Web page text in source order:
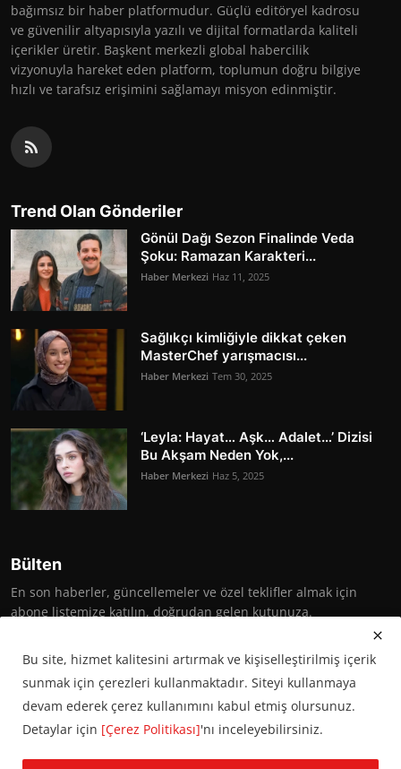
bağımsız bir haber platformudur. Güçlü editöryel kadrosu
ve güvenilir altyapısıyla yazılı ve dijital formatlarda kaliteli
içerikler üretir. Başkent merkezli global habercilik
vizyonuyla hareket eden platform, toplumun doğru bilgiye
hızlı ve tarafsız erişimini sağlamayı misyon edinmiştir.
Trend Olan Gönderiler
Gönül Dağı Sezon Finalinde Veda
Şoku: Ramazan Karakteri...
Haber Merkezi Haz 11, 2025
Sağlıkçı kimliğiyle dikkat çeken
MasterChef yarışmacısı...
Haber Merkezi Tem 30, 2025
‘Leyla: Hayat… Aşk… Adalet…’ Dizisi
Bu Akşam Neden Yok,...
Haber Merkezi Haz 5, 2025
Bülten
En son haberler, güncellemeler ve özel teklifler almak için
abone listemize katılın, doğrudan gelen kutunuza.
Abone Ol
Bu site, hizmet kalitesini artırmak ve kişiselleştirilmiş içerik
sunmak için çerezleri kullanmaktadır. Siteyi kullanmaya
devam ederek çerez kullanımını kabul etmiş olursunuz.
Detaylar için [Çerez Politikası]'nı inceleyebilirsiniz.